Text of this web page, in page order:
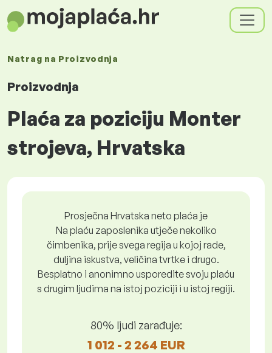
Natrag na Proizvodnja
Proizvodnja
Plaća za poziciju Monter
strojeva, Hrvatska
Prosječna Hrvatska neto plaća je
Na plaću zaposlenika utječe nekoliko
čimbenika, prije svega regija u kojoj rade,
duljina iskustva, veličina tvrtke i drugo.
Besplatno i anonimno usporedite svoju plaću
s drugim ljudima na istoj poziciji i u istoj regiji.
80% ljudi zarađuje:
1 012 - 2 264 EUR